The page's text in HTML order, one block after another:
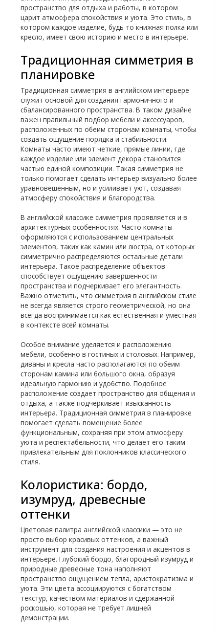
пространство для отдыха и работы, в котором
царит атмосфера спокойствия и уюта. Это стиль, в
котором каждое изделие, будь то книжная полка или
кресло, имеет свою историю и место в интерьере.
Традиционная симметрия в
планировке
Традиционная симметрия в английском интерьере
служит основой для создания гармоничного и
сбалансированного пространства. В таком дизайне
важен правильный подбор мебели и аксессуаров,
расположенных по обеим сторонам комнаты, чтобы
создать ощущение порядка и стабильности.
Комнаты часто имеют четкие, прямые линии, где
каждое изделие или элемент декора становится
частью единой композиции. Такая симметрия не
только помогает сделать интерьер визуально более
уравновешенным, но и усиливает уют, создавая
атмосферу спокойствия и благородства.
В английской классике симметрия проявляется и в
архитектурных особенностях. Часто комнаты
оформляются с использованием центральных
элементов, таких как камин или люстра, от которых
симметрично распределяются остальные детали
интерьера. Такое распределение объектов
способствует ощущению завершенности
пространства и подчеркивает его элегантность.
Важно отметить, что симметрия в английском стиле
не всегда является строго геометрической, но она
всегда воспринимается как естественная и уместная
в контексте всей комнаты.
Особое внимание уделяется и расположению
мебели, особенно в гостиных и столовых. Например,
диваны и кресла часто располагаются по обеим
сторонам камина или большого окна, образуя
идеальную гармонию и удобство. Подобное
расположение создает пространство для общения и
отдыха, а также подчеркивает изысканность
интерьера. Традиционная симметрия в планировке
помогает сделать помещение более
функциональным, сохраняя при этом атмосферу
уюта и респектабельности, что делает его таким
привлекательным для поклонников классического
стиля.
Колористика: бордо,
изумруд, древесные
оттенки
Цветовая палитра английской классики — это не
просто выбор красивых оттенков, а важный
инструмент для создания настроения и акцентов в
интерьере. Глубокий бордо, благородный изумруд и
природные древесные тона наполняют
пространство ощущением тепла, аристократизма и
уюта. Эти цвета ассоциируются с богатством
текстур, качеством материалов и сдержанной
роскошью, которая не требует лишней
демонстрации.